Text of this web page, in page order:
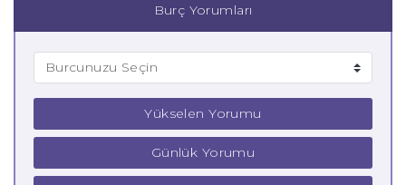
Burç Yorumları
Yükselen Yorumu
Günlük Yorumu